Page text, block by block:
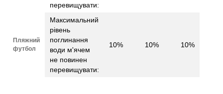
перевищувати:
Пляжний
футбол
Максимальний
рівень
поглинання
води м'ячем
не повинен
перевищувати:
10% 10% 10%